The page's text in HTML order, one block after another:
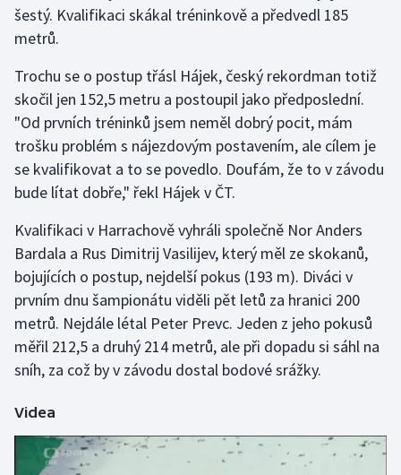
Judo
Krasobruslení
Lezení
Lyže a snowboard
Moderní pětiboj
Motorsport
Olympijské hry
Parasport
Plavání
Plážový volejbal
Ragby
šestý. Kvalifikaci skákal tréninkově a předvedl 185
metrů.
Trochu se o postup třásl Hájek, český rekordman totiž
skočil jen 152,5 metru a postoupil jako předposlední.
"Od prvních tréninků jsem neměl dobrý pocit, mám
trošku problém s nájezdovým postavením, ale cílem je
se kvalifikovat a to se povedlo. Doufám, že to v závodu
bude lítat dobře," řekl Hájek v ČT.
Kvalifikaci v Harrachově vyhráli společně Nor Anders
Bardala a Rus Dimitrij Vasilijev, který měl ze skokanů,
bojujících o postup, nejdelší pokus (193 m). Diváci v
prvním dnu šampionátu viděli pět letů za hranici 200
metrů. Nejdále létal Peter Prevc. Jeden z jeho pokusů
měřil 212,5 a druhý 214 metrů, ale při dopadu si sáhl na
sníh, za což by v závodu dostal bodové srážky.
Videa